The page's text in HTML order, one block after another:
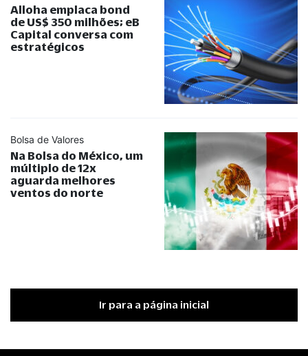
Alloha emplaca bond
de US$ 350 milhões; eB
Capital conversa com
estratégicos
Bolsa de Valores
Na Bolsa do México, um
múltiplo de 12x
aguarda melhores
ventos do norte
Ir para a página inicial